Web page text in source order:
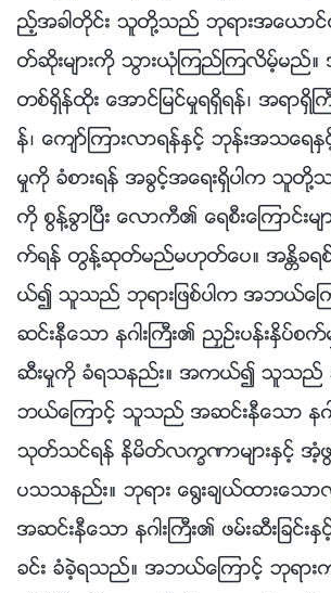
ည့္အခါတိုင္း သူတို႔သည္ ဘုရားအေယာင္
တ္ဆိုးမ်ားကို သြားယုံၾကည္ၾကလိမ့္မည္
တစ္ရွိန္ထိုး ေအာင္ျမင္မႈရရွိရန္၊ အရာရွိႀ
န္၊ ေက်ာ္ၾကားလာရန္ႏွင့္ ဘုန္းအသေရ
မႈကို ခံစားရန္ အခြင့္အေရးရွိပါက သူ
ကို စြန႔္ခြာၿပီး ေလာကီ၏ ေရစီးေၾကာ
က္ရန္ တြန႔္ဆုတ္မည္မဟုတ္ေပ။ အႏၲိခ
ယ္၍ သူသည္ ဘုရားျဖစ္ပါက အဘယ္ေ
ဆင္းနီေသာ နဂါးႀကီး၏ ညႇဥ္းပန္းႏွိပ္
ဆီးမႈကို ခံရသနည္း။ အကယ္၍ သူသည္ ဘု
ဘယ္ေၾကာင့္ သူသည္ အဆင္းနီေသာ နဂါး
သုတ္သင္ရန္ နိမိတ္လကၡဏာမ်ားႏွင့္ အံ့ဖြ
ပသသနည္း။ ဘုရား ေ႐ြးခ်ယ္ထားေသာ
အဆင္းနီေသာ နဂါးႀကီး၏ ဖမ္းဆီးျခင္းႏွ
ခင္း ခံခဲ့ရသည္။ အဘယ္ေၾကာင့္ ဘုရား